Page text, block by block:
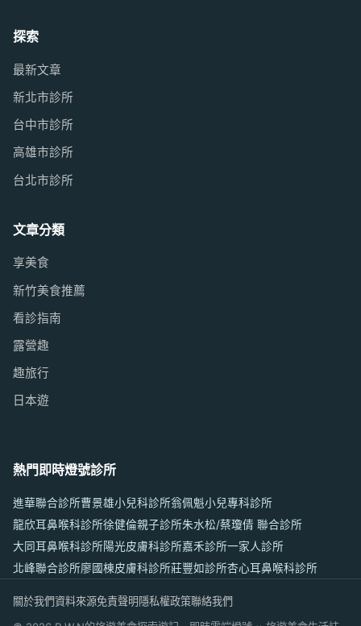
探索
最新文章
新北市診所
台中市診所
高雄市診所
台北市診所
文章分類
享美食
新竹美食推薦
看診指南
露營趣
趣旅行
日本遊
熱門即時燈號診所
進華聯合診所曹景雄小兒科診所翁佩魁小兒專科診所
龍欣耳鼻喉科診所徐健倫親子診所朱水松/蔡瓊倩 聯合診所
大同耳鼻喉科診所陽光皮膚科診所嘉禾診所一家人診所
北峰聯合診所廖國棟皮膚科診所莊豐如診所杏心耳鼻喉科診所
關於我們資料來源免責聲明隱私權政策聯絡我們